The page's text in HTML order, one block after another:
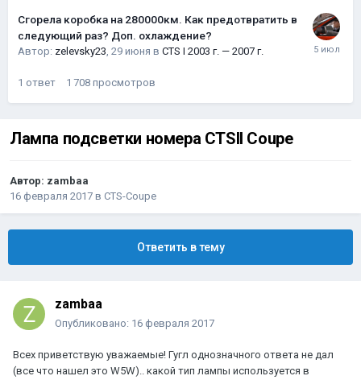
Сгорела коробка на 280000км. Как предотвратить в
следующий раз? Доп. охлаждение?
Автор: zelevsky23, 29 июня в CTS I 2003 г. — 2007 г.
1 ответ 1 708 просмотров
Лампа подсветки номера CTSII Coupe
Автор: zambaa
16 февраля 2017 в CTS-Coupe
Ответить в тему
zambaa
Опубликовано: 16 февраля 2017
Всех приветствую уважаемые! Гугл однозначного ответа не дал
(все что нашел это W5W).. какой тип лампы используется в